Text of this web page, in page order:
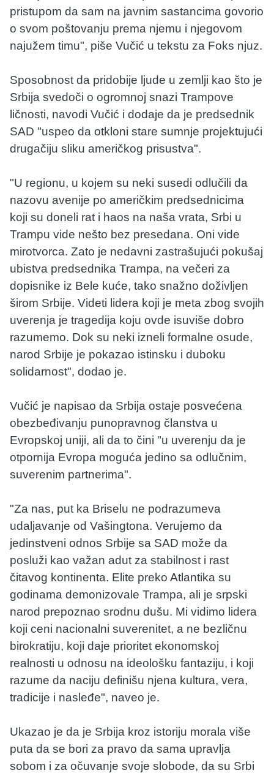
pristupom da sam na javnim sastancima govorio
o svom poštovanju prema njemu i njegovom
najužem timu", piše Vučić u tekstu za Foks njuz.
Sposobnost da pridobije ljude u zemlji kao što je
Srbija svedoči o ogromnoj snazi Trampove
ličnosti, navodi Vučić i dodaje da je predsednik
SAD "uspeo da otkloni stare sumnje projektujući
drugačiju sliku američkog prisustva".
"U regionu, u kojem su neki susedi odlučili da
nazovu avenije po američkim predsednicima
koji su doneli rat i haos na naša vrata, Srbi u
Trampu vide nešto bez presedana. Oni vide
mirotvorca. Zato je nedavni zastrašujući pokušaj
ubistva predsednika Trampa, na večeri za
dopisnike iz Bele kuće, tako snažno doživljen
širom Srbije. Videti lidera koji je meta zbog svojih
uverenja je tragedija koju ovde isuviše dobro
razumemo. Dok su neki izneli formalne osude,
narod Srbije je pokazao istinsku i duboku
solidarnost", dodao je.
Vučić je napisao da Srbija ostaje posvećena
obezbeđivanju punopravnog članstva u
Evropskoj uniji, ali da to čini "u uverenju da je
otpornija Evropa moguća jedino sa odlučnim,
suverenim partnerima".
"Za nas, put ka Briselu ne podrazumeva
udaljavanje od Vašingtona. Verujemo da
jedinstveni odnos Srbije sa SAD može da
posluži kao važan adut za stabilnost i rast
čitavog kontinenta. Elite preko Atlantika su
godinama demonizovale Trampa, ali je srpski
narod prepoznao srodnu dušu. Mi vidimo lidera
koji ceni nacionalni suverenitet, a ne bezličnu
birokratiju, koji daje prioritet ekonomskoj
realnosti u odnosu na ideološku fantaziju, i koji
razume da naciju definišu njena kultura, vera,
tradicije i nasleđe", naveo je.
Ukazao je da je Srbija kroz istoriju morala više
puta da se bori za pravo da sama upravlja
sobom i za očuvanje svoje slobode, da su Srbi